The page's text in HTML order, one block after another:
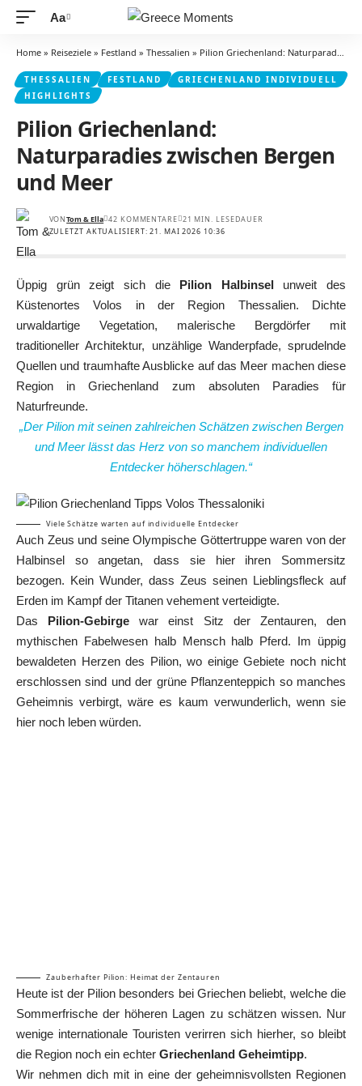
Schriftgrößenanpassung
Aa
Home » Reiseziele » Festland » Thessalien » Pilion Griechenland: Naturparadies zwischen Bergen und Meer
THESSALIEN FESTLAND
GRIECHENLAND INDIVIDUELL
HIGHLIGHTS
Pilion Griechenland:
Naturparadies zwischen Bergen
und Meer
ZULETZT AKTUALISIERT: 21. MAI 2026 10:36
VONTom & Ella 42 KOMMENTARE 21 MIN. LESEDAUER
Üppig grün zeigt sich die Pilion Halbinselunweit des
Küstenortes Volos in der Region Thessalien. Dichte
urwaldartige Vegetation, malerische Bergdörfer mit
traditioneller Architektur, unzählige Wanderpfade, sprudelnde
Quellen und traumhafte Ausblicke auf das Meer machen diese
Region in Griechenland zum absoluten Paradies für
Naturfreunde.
„Der Pilion mit seinen zahlreichen Schätzen zwischen Bergen
und Meer lässt das Herz von so manchem individuellen
Entdecker höherschlagen.“
Viele Schätze warten auf individuelle Entdecker
Auch Zeus und seine Olympische Göttertruppe waren von der
Halbinsel so angetan, dass sie hier ihren Sommersitz
bezogen. Kein Wunder, dass Zeus seinen Lieblingsfleck auf
Erden im Kampf der Titanen vehement verteidigte.
Das Pilion-Gebirge war einst Sitz der Zentauren, den
mythischen Fabelwesen halb Mensch halb Pferd. Im üppig
bewaldeten Herzen des Pilion, wo einige Gebiete noch nicht
erschlossen sind und der grüne Pflanzenteppich so manches
Geheimnis verbirgt, wäre es kaum verwunderlich, wenn sie
hier noch leben würden.
Zauberhafter Pilion: Heimat der Zentauren
Heute ist der Pilion besonders bei Griechen beliebt, welche die
Sommerfrische der höheren Lagen zu schätzen wissen. Nur
wenige internationale Touristen verirren sich hierher, so bleibt
die Region noch ein echter Griechenland Geheimtipp.
Wir nehmen dich mit in eine der geheimnisvollsten Regionen